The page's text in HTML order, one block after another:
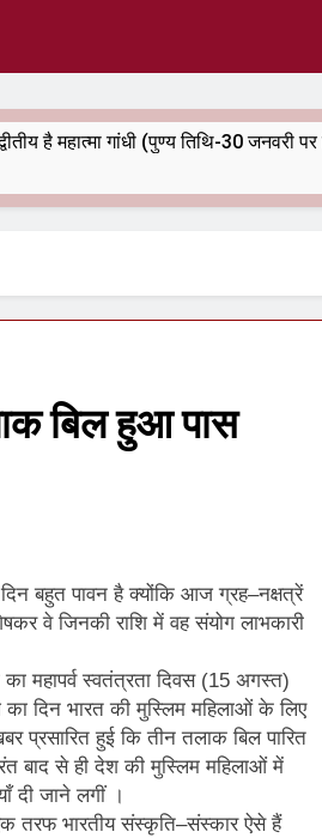
भारतीय राजनीति में आज भी प्रासांगिक एव अद्वीतीय है महात्मा गांधी (पुण्य तिथि-30 जनवरी पर विशेष)
बिल हुआ पास
बहुत पावन है क्योंकि आज ग्रह–नक्षत्रें
वे जिनकी राशि में वह संयोग लाभकारी
महापर्व स्वतंत्रता दिवस (15 अगस्त)
दिन भारत की मुस्लिम महिलाओं के लिए
हुई कि तीन तलाक बिल पारित
बाद से ही देश की मुस्लिम महिलाओं में
दी जाने लगीं ।
तरफ भारतीय संस्कृति–संस्कार ऐसे हैं